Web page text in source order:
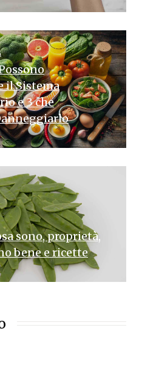
il Sistema
e 3 che
sono, proprietà,
bene e ricette